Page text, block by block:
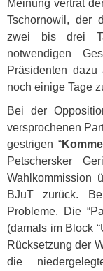
Meinung vertrat
Tschornowil, der
zwei bis drei
notwendigen
Präsidenten
noch einige Tage
Bei der
versprochenen
gestrigen “
Petschersker
Wahlkommission
BJuT zurück.
Probleme. Die
(damals im Block
Rücksetzung der
die